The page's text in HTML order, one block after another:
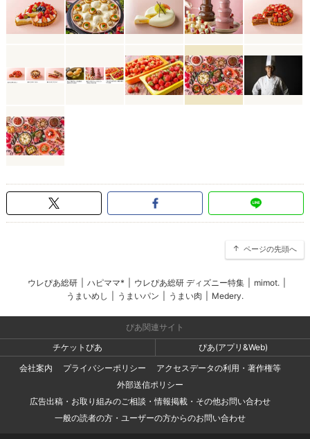
ページの先頭へ
ウレぴあ総研 ハピママ* ウレぴあ総研 ディズニー特集 mimot.
うまいめし
うまいパン うまい肉 Medery.
ぴあ関連サイト
チケットぴあ
ぴあ(アプリ&Web)
会社案内
プライバシーポリシー
アクセスデータの利用・著作権等
外部送信ポリシー
広告出稿・お取り組みのご相談・情報掲載・その他お問い合わせ
一般の読者の方・ユーザーの方からのお問い合わせ